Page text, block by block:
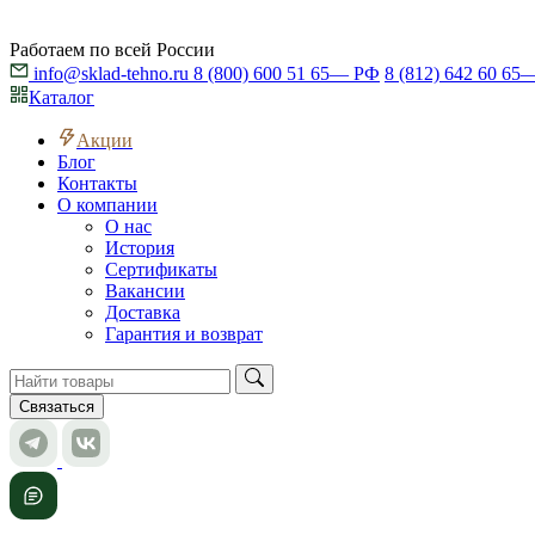
Работаем по всей России
info@sklad-tehno.ru 8 (800) 600 51 65— РФ 8 (812) 642 60 65—
Каталог
Акции
Блог
Контакты
О компании
О нас
История
Сертификаты
Вакансии
Доставка
Гарантия и возврат
Связаться